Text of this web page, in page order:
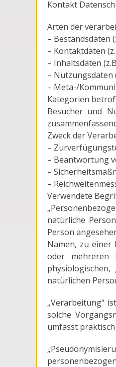
Kontakt
Arten der
– Bestandsdaten
– Kontaktdaten
– Inhaltsdaten
– Nutzungsdaten
– Meta-/
Kategorien
Besucher und
Zweck der
–
– Beantwortung
–
–
Verwendete
natürliche
Person
Namen, zu einer
oder mehreren
natürlichen
„Verarbeitung“
solche
umfasst